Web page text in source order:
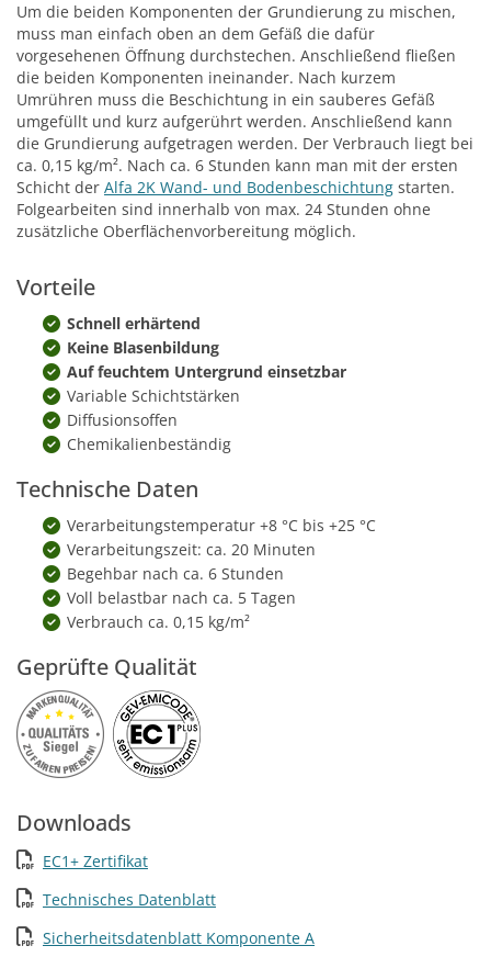
Um die beiden Komponenten der Grundierung zu mischen,
muss man einfach oben an dem Gefäß die dafür
vorgesehenen Öffnung durchstechen. Anschließend fließen
die beiden Komponenten ineinander. Nach kurzem
Umrühren muss die Beschichtung in ein sauberes Gefäß
umgefüllt und kurz aufgerührt werden. Anschließend kann
die Grundierung aufgetragen werden. Der Verbrauch liegt bei
ca. 0,15 kg/m². Nach ca. 6 Stunden kann man mit der ersten
Schicht der Alfa 2K Wand- und Bodenbeschichtung starten.
Folgearbeiten sind innerhalb von max. 24 Stunden ohne
zusätzliche Oberflächenvorbereitung möglich.
Vorteile
Schnell erhärtend
Keine Blasenbildung
Auf feuchtem Untergrund einsetzbar
Variable Schichtstärken
Diffusionsoffen
Chemikalienbeständig
Technische Daten
Verarbeitungstemperatur +8 °C bis +25 °C
Verarbeitungszeit: ca. 20 Minuten
Begehbar nach ca. 6 Stunden
Voll belastbar nach ca. 5 Tagen
Verbrauch ca. 0,15 kg/m²
Geprüfte Qualität
Downloads
EC1+ Zertifikat
Technisches Datenblatt
Sicherheitsdatenblatt Komponente A